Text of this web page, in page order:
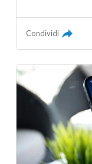
Condividi